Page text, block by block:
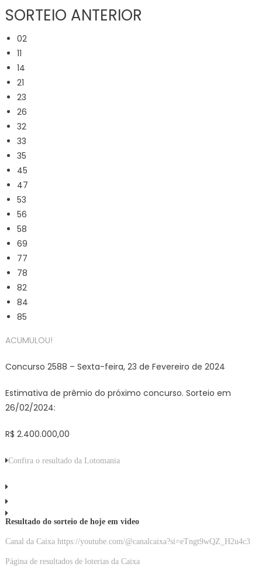
SORTEIO ANTERIOR
02
11
14
21
23
26
32
33
35
45
47
53
56
58
69
77
78
82
84
85
ACUMULOU!
Concurso 2588 – Sexta-feira, 23 de Fevereiro de 2024
Estimativa de prêmio do próximo concurso. Sorteio em
26/02/2024:
R$ 2.400.000,00
Confira o resultado da Lotomania
Resultado do sorteio de hoje em video
Canal da Caixa https://youtube.com/@canalcaixa?si=eTngt9wQZ_H2u4c3
Página de resultados de loterias da Caixa